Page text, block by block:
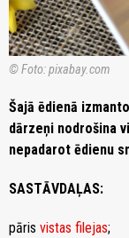
© Foto: pixabay.com
Šajā ēdienā
dārzeņi nodrošina
nepadarot ēdienu
SASTĀVDAĻAS:
pāris vistas filejas;